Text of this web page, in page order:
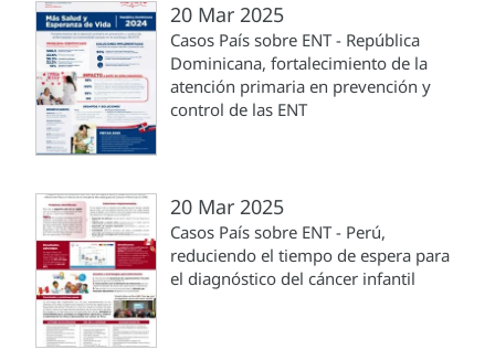
20 Mar 2025
Casos País sobre ENT - República
Dominicana, fortalecimiento de la
atención primaria en prevención y
control de las ENT
20 Mar 2025
Casos País sobre ENT - Perú,
reduciendo el tiempo de espera para
el diagnóstico del cáncer infantil